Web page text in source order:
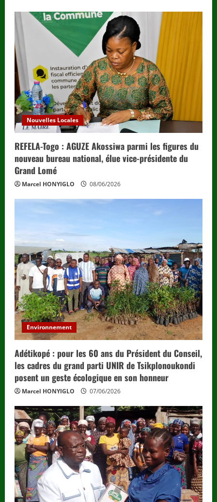
Nouvelles Locales
REFELA-Togo : AGUZE Akossiwa parmi les figures du
nouveau bureau national, élue vice-présidente du
Grand Lomé
Marcel HONYIGLO 08/06/2026
Environnement
Adétikopé : pour les 60 ans du Président du Conseil,
les cadres du grand parti UNIR de Tsikplonoukondi
posent un geste écologique en son honneur
Marcel HONYIGLO 07/06/2026